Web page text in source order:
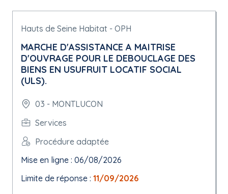
Hauts de Seine Habitat - OPH
MARCHE D'ASSISTANCE A MAITRISE
D'OUVRAGE POUR LE DEBOUCLAGE DES
BIENS EN USUFRUIT LOCATIF SOCIAL
(ULS).
03 - MONTLUCON
Services
Procédure adaptée
Mise en ligne : 06/08/2026
Limite de réponse : 11/09/2026